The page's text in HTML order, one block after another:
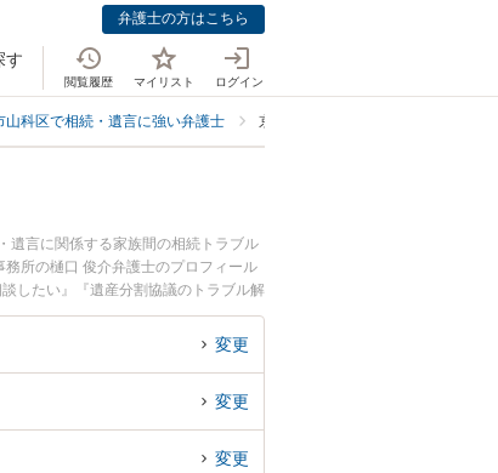
弁護士の方はこちら
す
閲覧履歴 マイリスト ログイン
山科区で相続・遺言に強い弁護士 京都市山科区で協議に強い弁護士
遺言に関係する家族間の相続トラブル
所の樋口 俊介弁護士のプロフィール
したい』『遺産分割協議のトラブル解
どでお困りの相談者さんにおすすめで
変更
変更
変更